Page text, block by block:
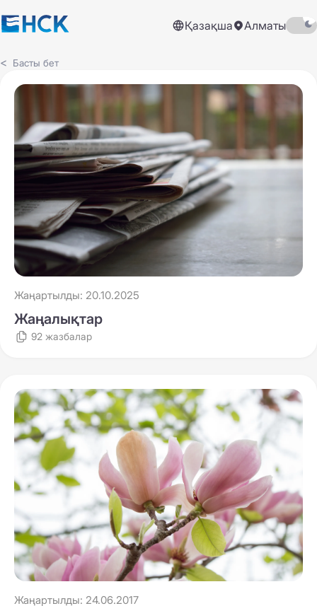
Қазақша Алматы
Басты бет
Жаңартылды: 20.10.2025
Жаңалықтар
92 жазбалар
Жаңартылды: 24.06.2017